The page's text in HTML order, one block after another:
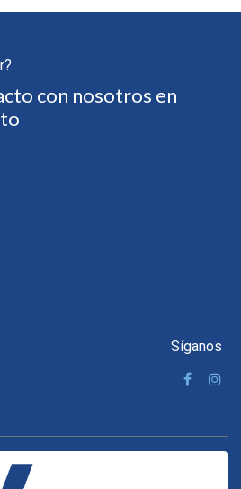
con nosotros en
Síganos